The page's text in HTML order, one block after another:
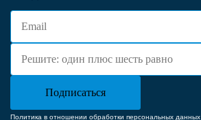
Политика в отношении обработки персональных данных